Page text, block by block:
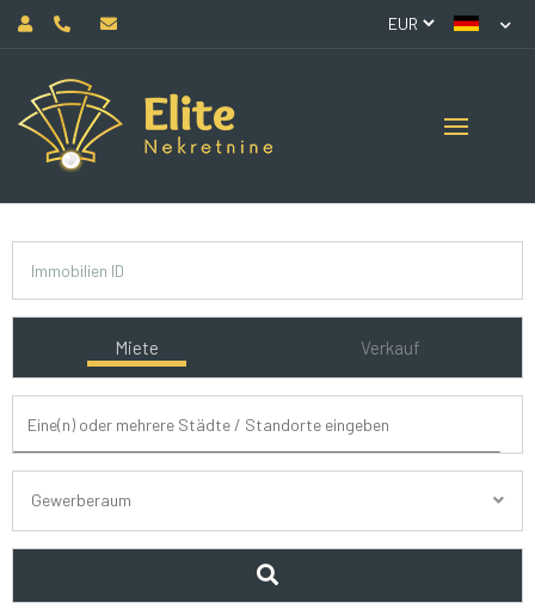
Miete Verkauf
Gewerberaum